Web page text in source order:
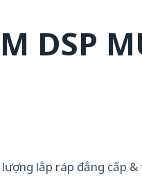
DSP
lắp ráp đẳng cấp